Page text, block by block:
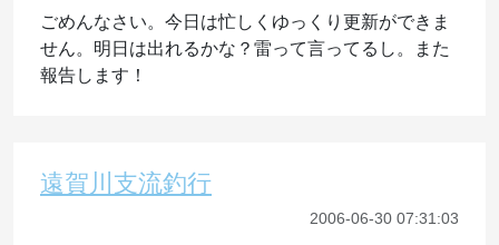
ごめんなさい。今日は忙しくゆっくり更新ができま
せん。明日は出れるかな？雷って言ってるし。また
報告します！
遠賀川支流釣行
2006-06-30 07:31:03